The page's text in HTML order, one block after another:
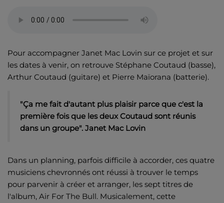
Pour accompagner Janet Mac Lovin sur ce projet et sur
les dates à venir, on retrouve Stéphane Coutaud (basse),
Arthur Coutaud (guitare) et Pierre Maïorana (batterie).
"Ça me fait d'autant plus plaisir parce que c'est la
première fois que les deux Coutaud sont réunis
dans un groupe". Janet Mac Lovin
Dans un planning, parfois difficile à accorder, ces quatre
musiciens chevronnés ont réussi à trouver le temps
pour parvenir à créer et arranger, les sept titres de
l'album, Air For The Bull. Musicalement, cette